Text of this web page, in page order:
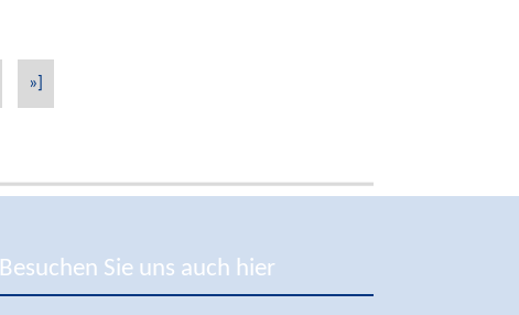
»]
Besuchen Sie uns auch hier